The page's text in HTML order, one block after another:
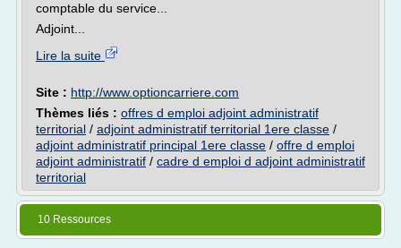
comptable du service...
Adjoint...
Lire la suite
Site : http://www.optioncarriere.com
Thèmes liés : offres d emploi adjoint administratif
territorial / adjoint administratif territorial 1ere classe /
adjoint administratif principal 1ere classe / offre d emploi
adjoint administratif / cadre d emploi d adjoint administratif
territorial
10 Ressources